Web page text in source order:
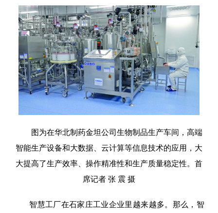
图为在华北制药金坦公司生物制品生产车间，高端
智能生产设备和大数据、云计算等信息技术的应用，大
大提高了生产效率、操作精准性和生产质量稳定性。首
席记者 张 震 摄
智慧工厂在石家庄工业企业里越来越多。那么，智